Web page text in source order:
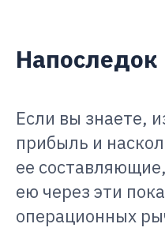
Напоследок
Если вы знаете,
прибыль и
ее
ею через эти
операционных